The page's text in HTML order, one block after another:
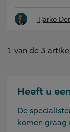
Tjarko
1 van de 3
Heeft u
De
komen graag